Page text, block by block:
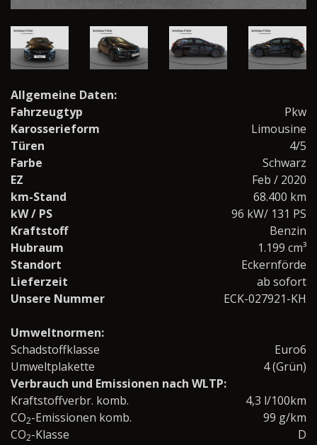
Allgemeine Daten:
Fahrzeugtyp
Pkw
Karosserieform
Limousine
Türen
4/5
Farbe
Schwarz
EZ
Feb / 2020
km-Stand
68.400 km
kW / PS
96 kW/ 131 PS
Kraftstoff
Benzin
Hubraum
1.199 cm³
Standort
Eckernförde
Lieferzeit
ab sofort
Unsere Nummer
ECK-027921-KH
Umweltnormen:
Schadstoffklasse
Euro6
Umweltplakette
4 (Grün)
Verbrauch und Emissionen nach WLTP:
Kraftstoffverbr. komb.
4,3 l/100km
CO2-Emissionen komb.
99 g/km
CO2-Klasse D